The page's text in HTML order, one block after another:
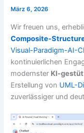
März 6, 2026
Wir freuen uns,
Composite-
Visual-Paradigm-AI-
kontinuierlichen
modernster KI-
Erstellung von UML-
zuverlässiger und